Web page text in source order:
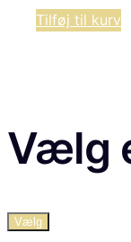
Tilføj til kurv
Vælg
Vælg